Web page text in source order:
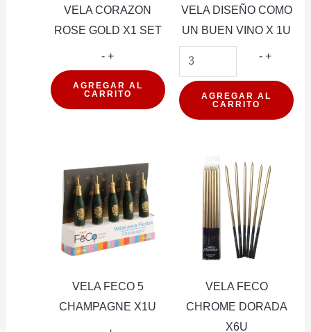
VELA CORAZON
ROSE GOLD X1 SET
- VELA
CORAZON
ROSE
cantidad
+
AGREGAR AL
CARRITO
VELA DISEÑO COMO
UN BUEN VINO X 1U
- VELA
COMO
UN
X
1U
+
AGREGAR AL
CARRITO
VELA FECO 5
CHAMPAGNE X1U
VELA FECO
CHROME DORADA
X6U